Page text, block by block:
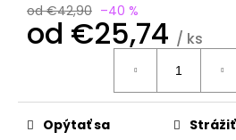
od €42,90 –40 %
od €25,74 / ks
Opýtať sa Strážiť
HĽADAŤ
O
d